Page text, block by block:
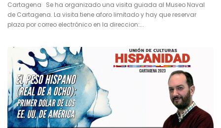
Cartagena Se ha organizado una visita guiada al Museo Naval
de Cartagena. La visita tiene aforo limitado y hay que reservar
plaza por correo electrónico en la direccion:...